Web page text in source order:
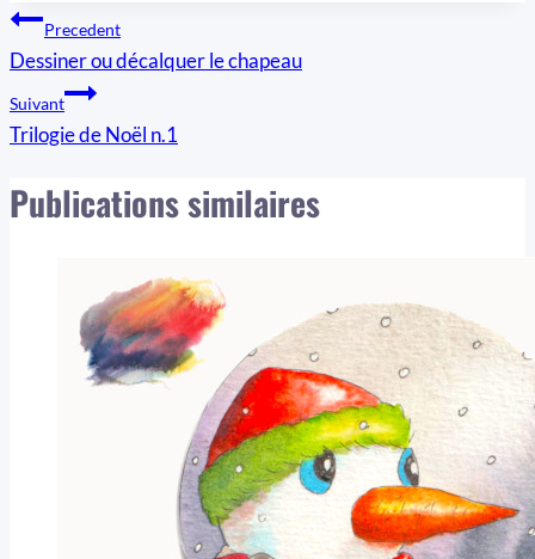
Navigation
de
l’article
Precedent
Dessiner ou décalquer le chapeau
Suivant
Trilogie de Noël n.1
Publications similaires